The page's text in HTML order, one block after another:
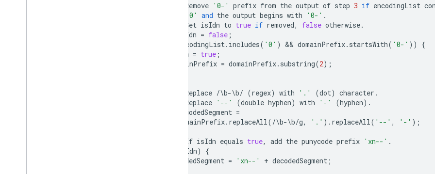
Remove '0-' prefix from the output of step 3 if encodingList
'0' and the output begins with '0-' .
Set isIdn to true if removed, false otherwise.
isIdn = false ;
encodingList. includes( '0' ) && domainPrefix. startsWith( '0-' ))
{
isIdn = true ;
domainPrefix = domainPrefix. substring(2);
Replace /\b-\b/ (regex) with '.' (dot) character .
Replace '--' (double hyphen) with '-' (hyphen) .
decodedSegment =
domainPrefix. replaceAll( /\b-\b/g, '.' ) . replaceAll( '--' , '-' );
If isIdn equals true, add the punycode prefix 'xn--' .
isIdn)
{
decodedSegment = 'xn--' + decodedSegment ;